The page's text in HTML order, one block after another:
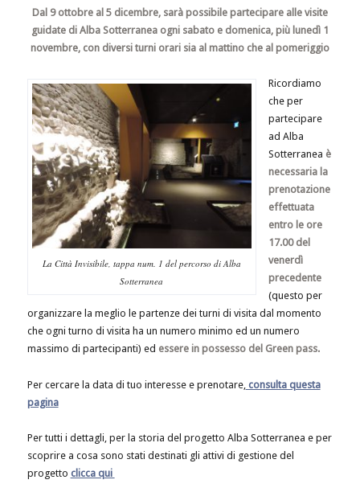
Dal 9 ottobre al 5 dicembre, sarà possibile partecipare alle visite
guidate di Alba Sotterranea ogni sabato e domenica, più lunedì 1
novembre, con diversi turni orari sia al mattino che al pomeriggio
La Città Invisibile, tappa num. 1 del percorso di Alba
Sotterranea
Ricordiamo
che per
partecipare
ad Alba
Sotterranea è
necessaria la
prenotazione
effettuata
entro le ore
17.00 del
venerdì
precedente
(questo per
organizzare la meglio le partenze dei turni di visita dal momento
che ogni turno di visita ha un numero minimo ed un numero
massimo di partecipanti) ed essere in possesso del Green pass.
Per cercare la data di tuo interesse e prenotare, consulta questa
pagina
Per tutti i dettagli, per la storia del progetto Alba Sotterranea e per
scoprire a cosa sono stati destinati gli attivi di gestione del
progetto clicca qui